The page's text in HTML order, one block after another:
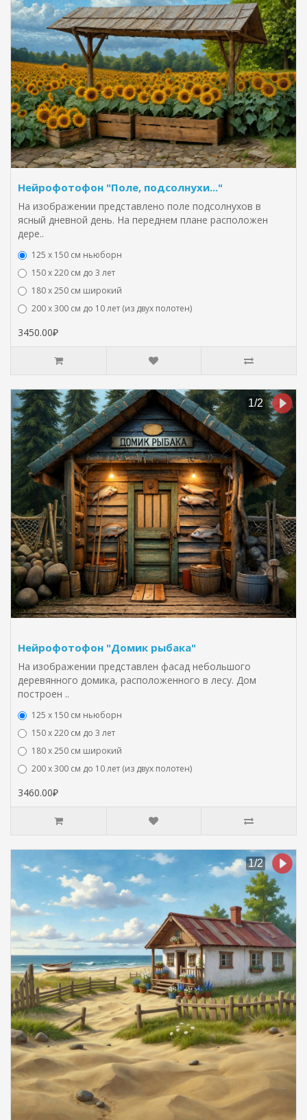
Нейрофотофон "Поле, подсолнухи..."
На изображении представлено поле подсолнухов в
ясный дневной день. На переднем плане расположен
дере..
125 x 150 см ньюборн
150 х 220 см до 3 лет
180 х 250 см широкий
200 х 300 см до 10 лет (из двух полотен)
3450.00₽
Нейрофотофон "Домик рыбака"
На изображении представлен фасад небольшого
деревянного домика, расположенного в лесу. Дом
построен ..
125 x 150 см ньюборн
150 х 220 см до 3 лет
180 х 250 см широкий
200 х 300 см до 10 лет (из двух полотен)
3460.00₽